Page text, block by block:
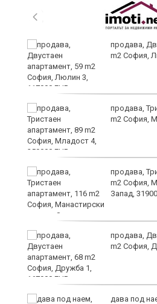
продава,
m2 София,
продава,
m2 София,
продава,
m2 София,
Запад,
продава,
m2 София,
дава под